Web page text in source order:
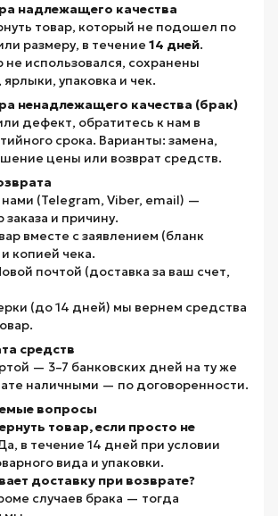
надлежащего качества
товар, который не подошел по
размеру, в течение 14 дней.
не использовался, сохранены
упаковка и чек.
ненадлежащего качества (брак)
дефект, обратитесь к нам в
срока. Варианты: замена,
цены или возврат средств.
нами (Telegram, Viber, email) —
и причину.
вместе с заявлением (бланк
копией чека.
почтой (доставка за ваш счет,
(до 14 дней) мы вернем средства
средств
— 3–7 банковских дней на ту же
наличными — по договоренности.
вопросы
товар, если просто не
в течение 14 дней при условии
вида и упаковки.
доставку при возврате?
случаев брака — тогда